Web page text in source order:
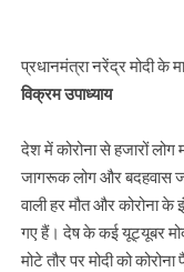
प्रधानमंत्रा नरेंद्र मोदी के
विक्रम उपाध्याय
देश में कोरोना से हजारों
जागरूक लोग और बदहवास
वाली हर मौत और कोरोना के
गए हैं। देष के कई यूट्यूबर
मोटे तौर पर मोदी को